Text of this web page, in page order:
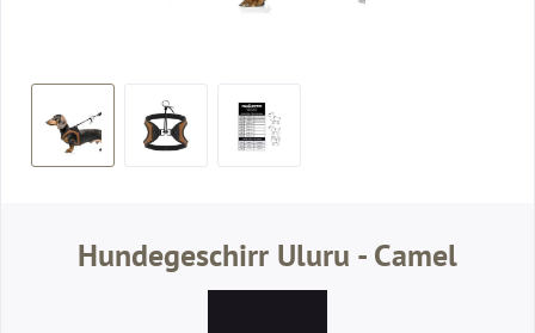
Hundegeschirr Uluru - Camel